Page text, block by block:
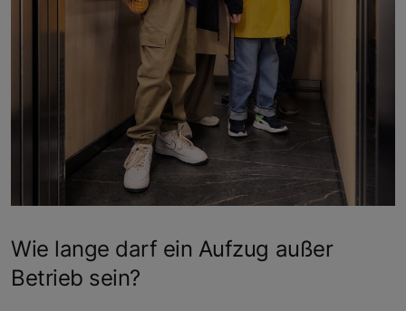
Wie lange darf ein Aufzug außer
Betrieb sein?